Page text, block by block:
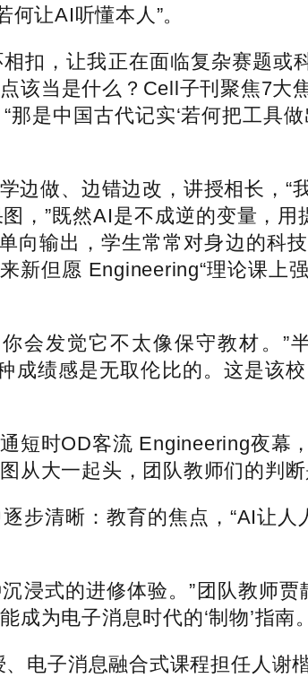
让AI听懂本人”。
，让我正在面临复杂赛题或
该当是什么？Cell子刊聚焦7大
是中国古代记实‘若何把工具
做、边错边改，讲授相长，“
，”既然AI是不成逆的变量，
向输出，学生常常对身边的科
新但愿 Engineering“理论课上
发觉它不太像保守教材。”
成绩感是无取伦比的。这是该
时OD客流 Engineering夜幕，
大一起头，团队教师们的判
清晰：教育的焦点，“AI让人
式的进修体验。”团队教师贾
为电子消息时代的‘制物’指南。
子消息融合式课程担任人谢